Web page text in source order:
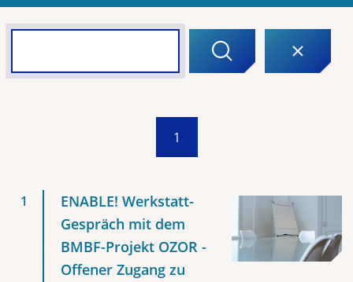
1
ENABLE! Werkstatt-
Gespräch mit dem
BMBF-Projekt OZOR -
Offener Zugang zu